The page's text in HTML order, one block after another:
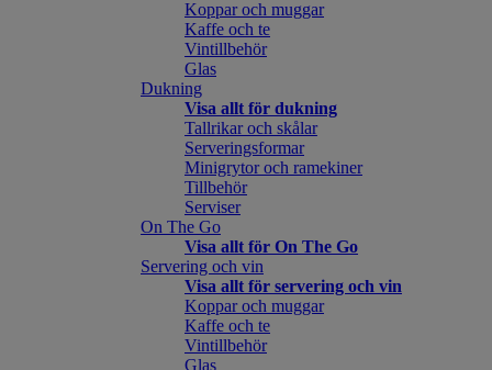
Koppar och muggar
Kaffe och te
Vintillbehör
Glas
Dukning
Visa allt för dukning
Tallrikar och skålar
Serveringsformar
Minigrytor och ramekiner
Tillbehör
Serviser
On The Go
Visa allt för On The Go
Servering och vin
Visa allt för servering och vin
Koppar och muggar
Kaffe och te
Vintillbehör
Glas